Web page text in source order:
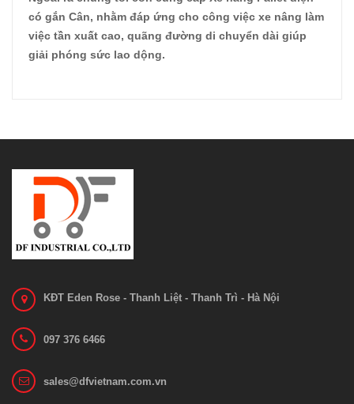
có gắn Cân, nhằm đáp ứng cho công việc xe nâng làm
việc tần xuất cao, quãng đường di chuyển dài giúp
giải phóng sức lao dộng.
KĐT Eden Rose - Thanh Liệt - Thanh Trì - Hà Nội
097 376 6466
sales@dfvietnam.com.vn